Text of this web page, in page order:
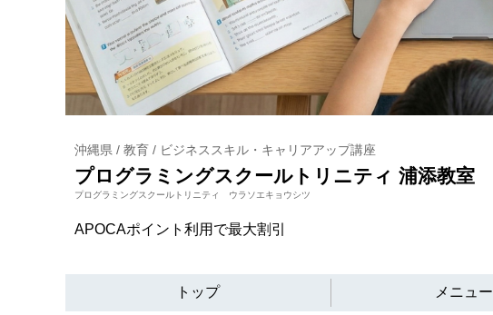
沖縄県 / 教育 / ビジネススキル・キャリアアップ講座
プログラミングスクールトリニティ 浦添教室
プログラミングスクールトリニティ ウラソエキョウシツ
APOCAポイント利用で最大割引
トップ メニュー